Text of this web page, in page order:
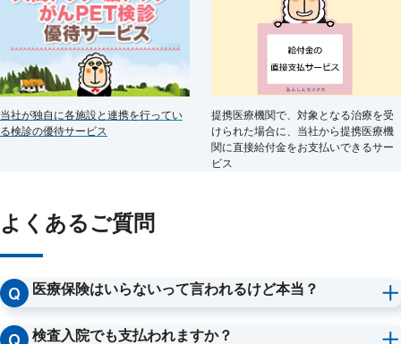
当社が独自に各施設と連携を行ってい
る検診の優待サービス
提携医療機関で、対象となる治療を受
けられた場合に、当社から提携医療機
関に直接給付金をお支払いできるサー
ビス
よくあるご質問
医療保険はいらないって言われるけど本当？
とも少なくありません。一方で、医療保険に入っていれば、高額
検査入院でも支払われますか？